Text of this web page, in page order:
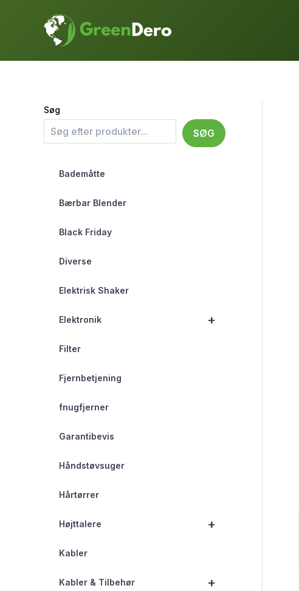
Søg
SØG
Bademåtte
Bærbar Blender
Black Friday
Diverse
Elektrisk Shaker
+
Elektronik
Filter
Fjernbetjening
fnugfjerner
Garantibevis
Håndstøvsuger
Hårtørrer
+
Højttalere
Kabler
+
Kabler & Tilbehør